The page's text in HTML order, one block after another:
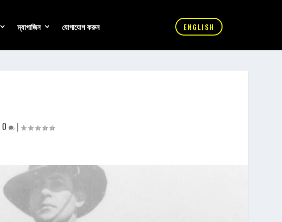
ম্যাগাজিন যোগাযোগ করুন ENGLISH
0 |